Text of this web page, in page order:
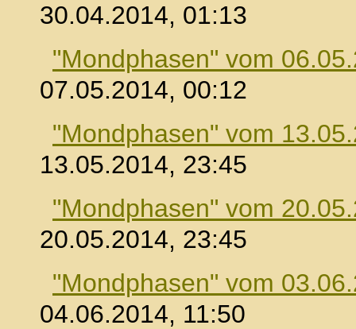
30.04.2014, 01:13
"Mondphasen" vom
07.05.2014, 00:12
"Mondphasen" vom
13.05.2014, 23:45
"Mondphasen" vom
20.05.2014, 23:45
"Mondphasen" vom
04.06.2014, 11:50